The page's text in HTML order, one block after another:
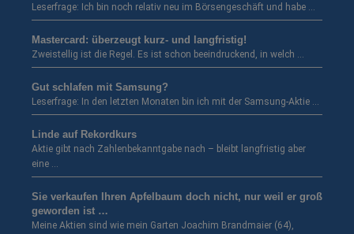
Leserfrage: Ich bin noch relativ neu im Börsengeschäft und habe …
Mastercard: überzeugt kurz- und langfristig!
Zweistellig ist die Regel. Es ist schon beeindruckend, in welch …
Gut schlafen mit Samsung?
Leserfrage: In den letzten Monaten bin ich mit der Samsung-Aktie …
Linde auf Rekordkurs
Aktie gibt nach Zahlenbekanntgabe nach – bleibt langfristig aber
eine …
Sie verkaufen Ihren Apfelbaum doch nicht, nur weil er groß
geworden ist …
Meine Aktien sind wie mein Garten Joachim Brandmaier (64),